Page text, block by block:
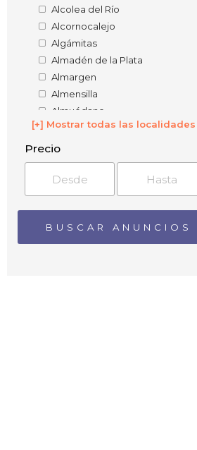
Alcolea del Río
Alcornocalejo
Algámitas
Almadén de la Plata
Almargen
Almensilla
Almuédano
Archidona
Arroyo de la Plata
Aznalcázar
Aznalcóllar
Benacazón
Bollullos de la Mitación
Bormujos
Brenes
[+] Mostrar todas las localidades
Precio